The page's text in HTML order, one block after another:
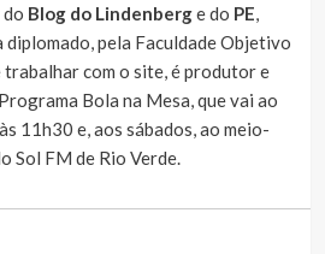
Blog do Lindenberge do PE,
pela Faculdade Objetivo
trabalhar com o site, é produtor e
Bola na Mesa, que vai ao
11h30 e, aos sábados, ao meio-
Sol FM de Rio Verde.